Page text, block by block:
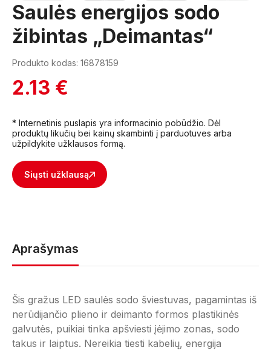
Saulės energijos sodo
žibintas „Deimantas“
Produkto kodas: 16878159
2.13 €
* Internetinis puslapis yra informacinio pobūdžio. Dėl
produktų likučių bei kainų skambinti į parduotuves arba
užpildykite užklausos formą.
Siųsti užklausą
Aprašymas
Šis gražus LED saulės sodo šviestuvas, pagamintas iš
nerūdijančio plieno ir deimanto formos plastikinės
galvutės, puikiai tinka apšviesti įėjimo zonas, sodo
takus ir laiptus. Nereikia tiesti kabelių, energija